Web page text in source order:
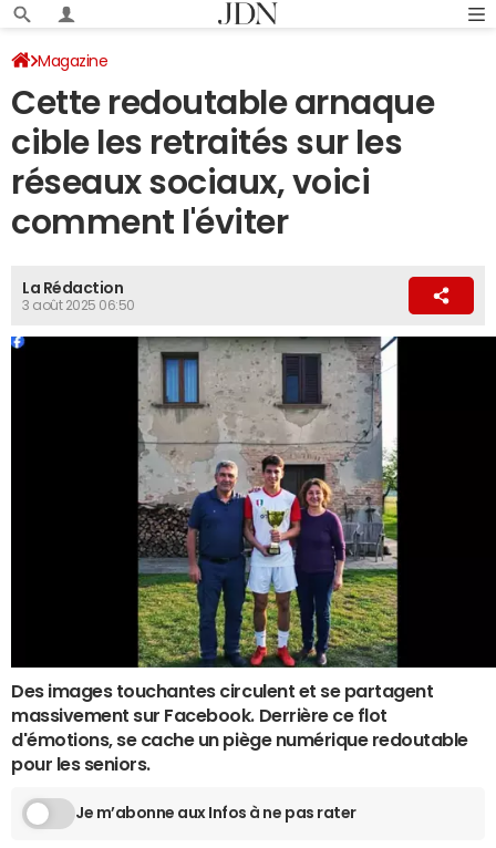
Magazine
Cette redoutable arnaque
cible les retraités sur les
réseaux sociaux, voici
comment l'éviter
La Rédaction
3 août 2025 06:50
Des images touchantes circulent et se partagent
massivement sur Facebook. Derrière ce flot
d'émotions, se cache un piège numérique redoutable
pour les seniors.
Je m’abonne aux Infos à ne pas rater